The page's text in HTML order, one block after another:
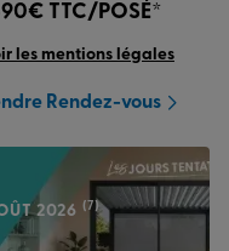
TTC/POSÉ*
les mentions légales
Rendez-vous
2026 (7)